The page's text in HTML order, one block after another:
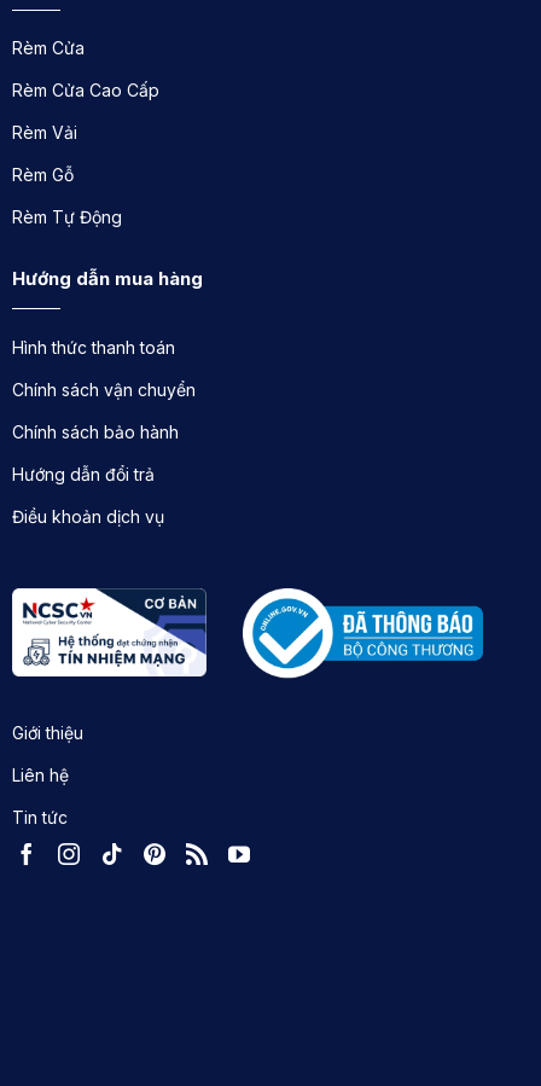
Rèm Cửa
Rèm Cửa Cao Cấp
Rèm Vải
Rèm Gỗ
Rèm Tự Động
Hướng dẫn mua hàng
Hình thức thanh toán
Chính sách vận chuyển
Chính sách bảo hành
Hướng dẫn đổi trả
Điều khoản dịch vụ
Giới thiệu
Liên hệ
Tin tức